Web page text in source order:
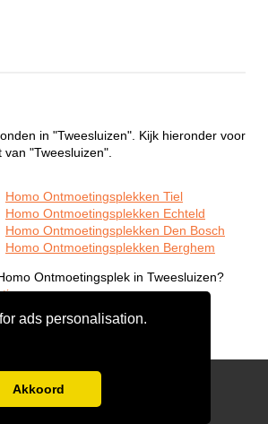
ads personalisation.
Akkoord
in "Tweesluizen". Kijk hieronder voor
"Tweesluizen".
Homo Ontmoetingsplekken Tiel
Homo Ontmoetingsplekken Echteld
Homo Ontmoetingsplekken Den Bosch
Homo Ontmoetingsplekken Berghem
Ontmoetingsplek in Tweesluizen?
aan